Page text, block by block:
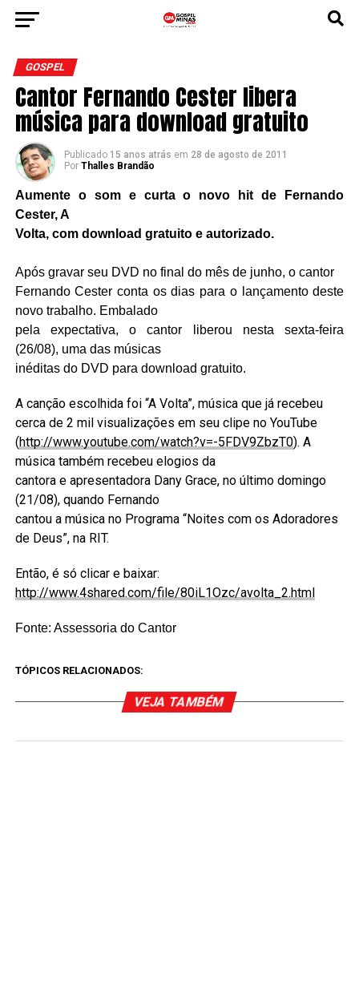
GOSPEL
Cantor Fernando Cester libera
música para download gratuito
Publicado 15 anos atrás em 28 de agosto de 2011
Por Thalles Brandão
Aumente o som e curta o novo hit de Fernando
Cester, A
Volta, com download gratuito e autorizado.
Após gravar seu DVD no final do mês de junho, o cantor
Fernando Cester conta os dias para o lançamento deste
novo trabalho. Embalado
pela expectativa, o cantor liberou nesta sexta-feira
(26/08), uma das músicas
inéditas do DVD para download gratuito.
A canção escolhida foi “A Volta”, música que já recebeu
cerca de 2 mil visualizações em seu clipe no YouTube
(http://www.youtube.com/watch?v=-5FDV9ZbzT0). A
música também recebeu elogios da
cantora e apresentadora Dany Grace, no último domingo
(21/08), quando Fernando
cantou a música no Programa “Noites com os Adoradores
de Deus”, na RIT.
Então, é só clicar e baixar:
http://www.4shared.com/file/80iL1Ozc/avolta_2.html
Fonte: Assessoria do Cantor
TÓPICOS RELACIONADOS:
VEJA TAMBÉM